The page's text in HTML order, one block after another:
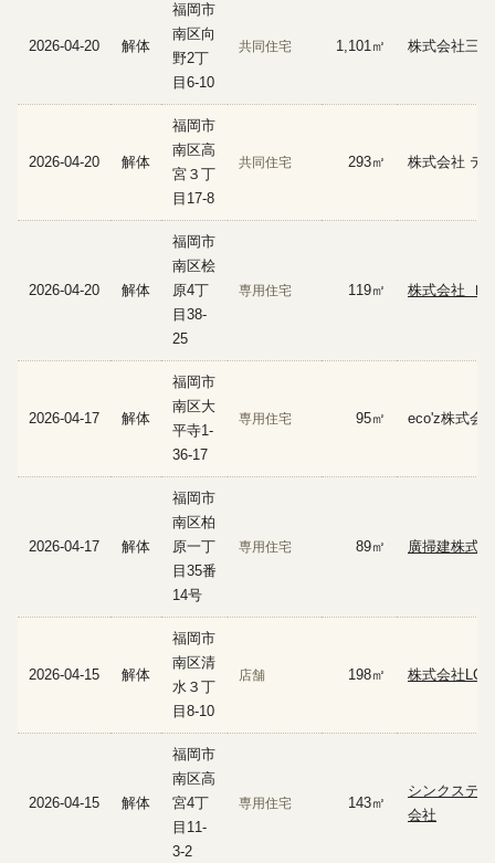
2026-04-20 解体
福岡市
南区向
野2丁
目6-10
共同住宅 1,101㎡ 株式会社三
2026-04-20 解体
福岡市
南区高
宮３丁
目17-8
共同住宅 293㎡ 株式会社 テ
2026-04-20 解体
福岡市
南区桧
原4丁
目38-
25
専用住宅 119㎡ 株式会社 Ｉ
2026-04-17 解体
福岡市
南区大
平寺1-
36-17
専用住宅 95㎡ eco'z株式会
2026-04-17 解体
福岡市
南区柏
原一丁
目35番
14号
専用住宅 89㎡ 廣掃建株式
2026-04-15 解体
福岡市
南区清
水３丁
目8-10
店舗 198㎡ 株式会社
2026-04-15 解体
福岡市
南区高
宮4丁
目11-
3-2
専用住宅 143㎡
シンクステ
会社